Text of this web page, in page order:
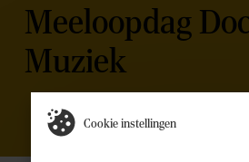
Meeloopdag
Muziek
Cookie instellingen